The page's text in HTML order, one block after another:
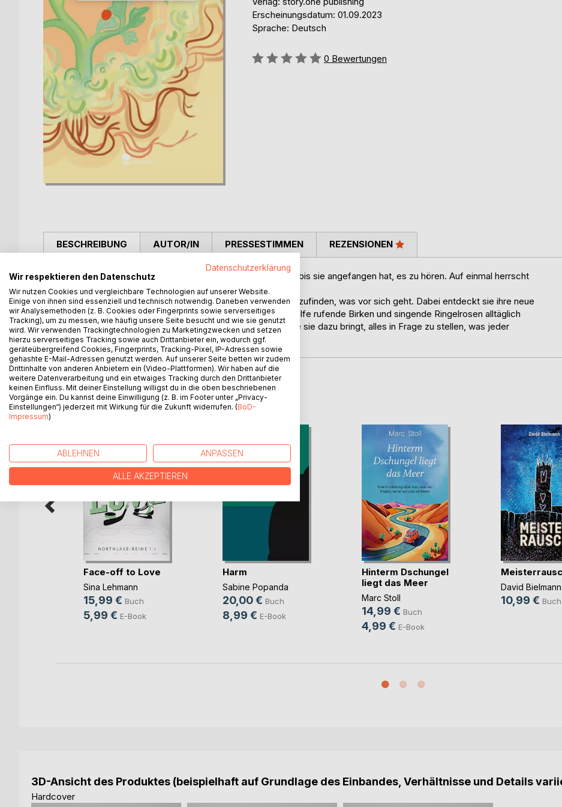
Erscheinungsdatum: 01.09.2023
Sprache: Deutsch
Bewertung::
0 Bewertungen
BESCHREIBUNG
Das stumme, starre Grün ist Emma nie aufgefallen. Nicht, bis sie angefangen hat, es zu hören. Auf einmal herrscht
Chaos in ihrer Welt, denn Pflanzen, sie sprechen!
Gemeinsam mit ihrer Tomatenpflanze versucht sie herauszufinden, was vor sich geht. Dabei entdeckt sie ihre neue
Realität, in welcher gemeingefährliche Gänseblümchen, Hilfe rufende Birken und singende Ringelrosen alltäglich
sind. Schon bald findet sie sich auf einer Reise wieder, die sie dazu bringt, alles in Frage zu stellen, was jeder
andere für selbstverständlich hält.
AUTOR/IN PRESSESTIMMEN REZENSIONEN
WEITERE TITEL BEIBoD
Face-off to Love
Sina Lehmann
15,99 € Buch
5,99 € E-Book
Harm
Sabine Popanda
20,00 € Buch
8,99 € E-Book
Hinterm Dschungel
liegt das Meer
Marc Stoll
14,99 € Buch
4,99 € E-Book
David Bielmann
10,99 € Buch
3D-Ansicht des Produktes (beispielhaft auf Grundlage des Einbandes, Verhältnisse und Details
Hardcover
Datenschutzerklärung
Wir respektieren den Datenschutz
Wir nutzen Cookies und vergleichbare Technologien auf unserer Website.
Einige von ihnen sind essenziell und technisch notwendig. Daneben verwenden
wir Analysemethoden (z. B. Cookies oder Fingerprints sowie serverseitiges
Tracking), um zu messen, wie häufig unsere Seite besucht und wie sie genutzt
wird. Wir verwenden Trackingtechnologien zu Marketingzwecken und setzen
hierzu serverseitiges Tracking sowie auch Drittanbieter ein, wodurch ggf.
geräteübergreifend Cookies, Fingerprints, Tracking-Pixel, IP-Adressen sowie
gehashte E-Mail-Adressen genutzt werden. Auf unserer Seite betten wir zudem
Drittinhalte von anderen Anbietern ein (Video-Plattformen). Wir haben auf die
weitere Datenverarbeitung und ein etwaiges Tracking durch den Drittanbieter
keinen Einfluss. Mit deiner Einstellung willigst du in die oben beschriebenen
Vorgänge ein. Du kannst deine Einwilligung (z. B. im Footer unter „Privacy-
Einstellungen“) jederzeit mit Wirkung für die Zukunft widerrufen. (BoD-
Impressum)
ABLEHNEN ANPASSEN
ALLE AKZEPTIEREN